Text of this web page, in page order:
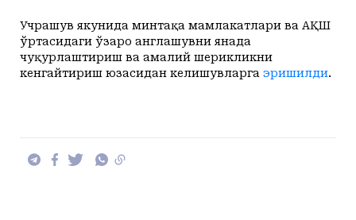
Учрашув якунида минтақа мамлакатлари ва АҚШ
ўртасидаги ўзаро англашувни янада
чуқурлаштириш ва амалий шерикликни
кенгайтириш юзасидан келишувларга эришилди.